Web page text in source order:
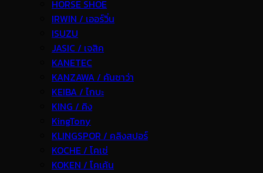
HORSE SHOE
IRWIN / เออร์วิ่น
ISUZU
JASIC / เจสิค
KANETEC
KANZAWA / คันซาว่า
KEIBA / ไกบะ
KING / คิง
KingTony
KLINGSPOR / คลิงสปอร์
KOCHE / โคเช่
KOKEN / โคเค้น